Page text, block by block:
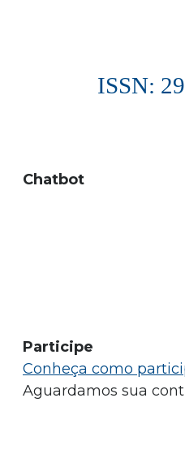
ISSN:
Chatbot
Participe
Conheça como
Aguardamos sua